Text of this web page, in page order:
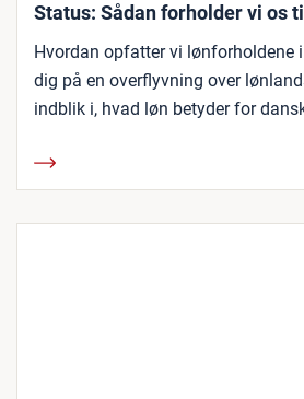
Status: Sådan forholder vi os
Hvordan opfatter vi lønforholdene
dig på en overflyvning over
indblik i, hvad løn betyder for